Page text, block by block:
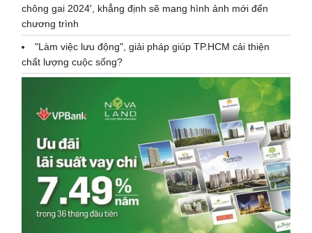
chông gai 2024', khẳng định sẽ mang hình ảnh mới đến
chương trình
"Làm việc lưu động", giải pháp giúp TP.HCM cải thiện
chất lượng cuộc sống?